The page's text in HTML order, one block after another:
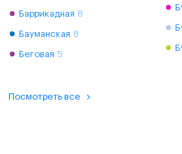
Баррикадная 8
Бауманская 8
Беговая 5
Посмотреть все